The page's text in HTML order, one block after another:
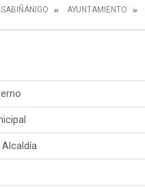
AYUNTAMIENTO
Alcaldía